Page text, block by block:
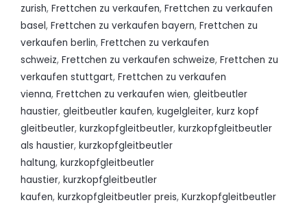
zurish, Frettchen zu verkaufen, Frettchen zu verkaufen
basel, Frettchen zu verkaufen bayern, Frettchen zu
verkaufen berlin, Frettchen zu verkaufen
schweiz, Frettchen zu verkaufen schweize, Frettchen zu
verkaufen stuttgart, Frettchen zu verkaufen
vienna, Frettchen zu verkaufen wien, gleitbeutler
haustier, gleitbeutler kaufen, kugelgleiter, kurz kopf
gleitbeutler, kurzkopfgleitbeutler, kurzkopfgleitbeutler
als haustier, kurzkopfgleitbeutler
haltung, kurzkopfgleitbeutler
haustier, kurzkopfgleitbeutler
kaufen, kurzkopfgleitbeutler preis, Kurzkopfgleitbeutler